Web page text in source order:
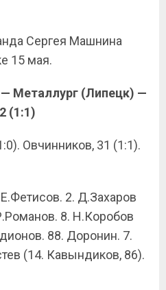
Сергея Машнина
15 мая.
Металлург (Липецк) —
(1:1)
Овчинников, 31 (1:1).
2. Д.Захаров
8. Н.Коробов
88. Доронин. 7.
(14. Кавындиков, 86).